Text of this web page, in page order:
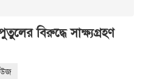
বিরুদ্ধে সাক্ষ্যগ্রহণ